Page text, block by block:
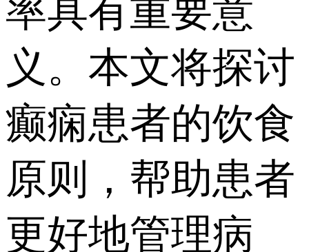
率具有重要意
义。本文将探讨
癫痫患者的饮食
原则，帮助患者
更好地管理病